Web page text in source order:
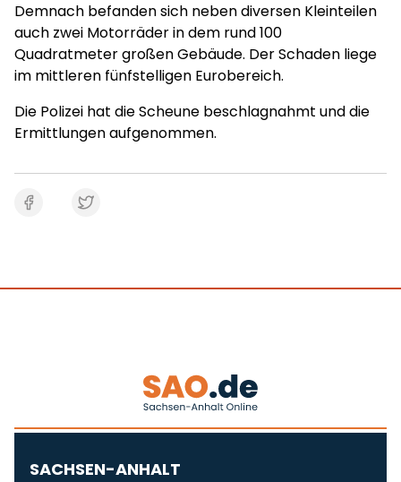
Demnach befanden sich neben diversen Kleinteilen
auch zwei Motorräder in dem rund 100
Quadratmeter großen Gebäude. Der Schaden liege
im mittleren fünfstelligen Eurobereich.
Die Polizei hat die Scheune beschlagnahmt und die
Ermittlungen aufgenommen.
SACHSEN-ANHALT